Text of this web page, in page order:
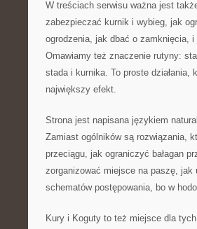
W treściach serwisu ważna jest
zabezpieczać kurnik i wybieg, jak
ogrodzenia, jak dbać o zamknięcia,
Omawiamy też znaczenie rutyny:
stada i kurnika. To proste
największy efekt.
Strona jest napisana językiem
Zamiast ogólników są rozwiązania,
przeciągu, jak ograniczyć bałagan
zorganizować miejsce na paszę, jak
schematów postępowania, bo w
Kury i Koguty to też miejsce dla